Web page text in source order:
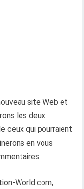
site Web et
les deux
ceux qui pourraient
en vous
World.com,